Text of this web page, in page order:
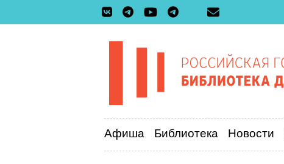
Афиша Библиотека Новости